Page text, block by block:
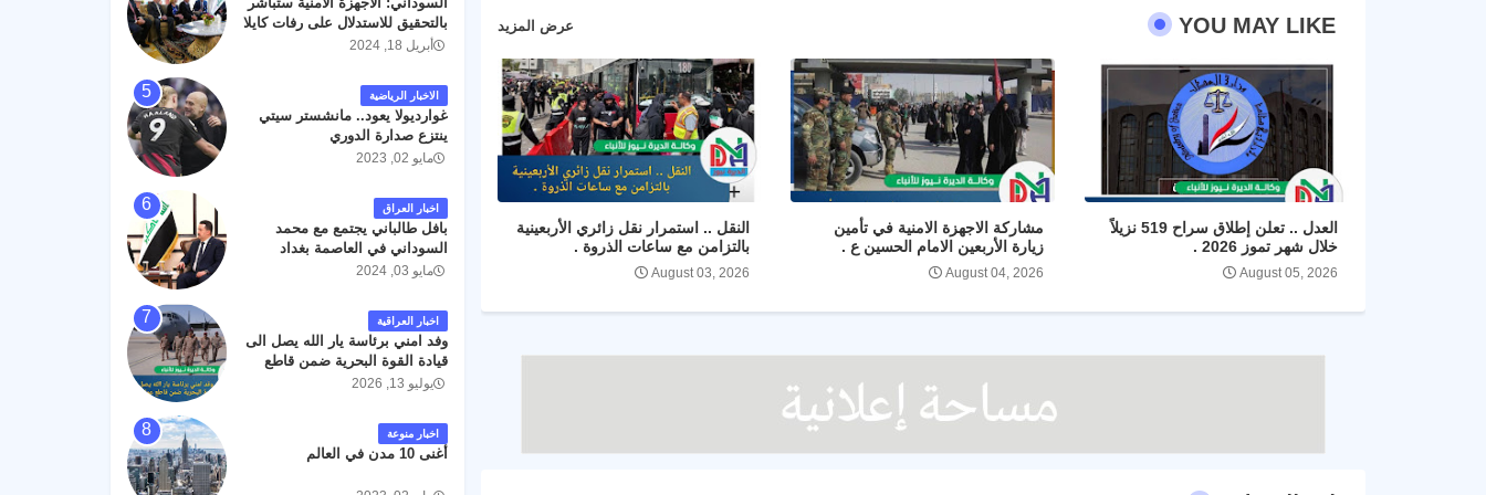
YOU MAY LIKE عرض المزيد
العدل .. تعلن إطلاق سراح 519 نزيلاً
خلال شهر تموز 2026 .
August 05, 2026
مشاركة الاجهزة الامنية في تأمين
زيارة الأربعين الامام الحسين ع .
August 04, 2026
النقل .. استمرار نقل زائري الأربعينية
بالتزامن مع ساعات الذروة .
August 03, 2026
رحمته ، و انا لله وانا اليه راجعون .
بالتحقيق للاستدلال على رفات كايلا
مولرأبريل 18, 2024
الاخبار الرياضية
غوارديولا يعود.. مانشستر سيتي
ينتزع صدارة الدوري
مايو 02, 2023
اخبار العراق
بافل طالباني يجتمع مع محمد
السوداني في العاصمة بغداد
مايو 03, 2024
اخبار العراقية
وفد امني برئاسة يار الله يصل الى
قيادة القوة البحرية ضمن قاطع
عمليات البصرة .
يوليو 13, 2026
اخبار منوعة
أغنى 10 مدن في العالم